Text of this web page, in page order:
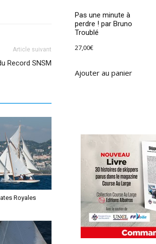
Article suivant
Record SNSM
Royales
Pas une minute à
perdre ! par Bruno
Troublé
27,00€
Ajouter au panier